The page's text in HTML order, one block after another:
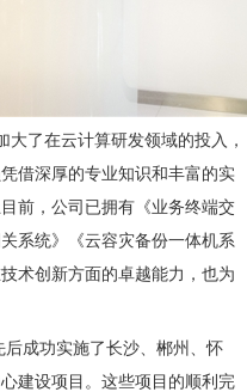
了在云计算研发领域的投入，
借深厚的专业知识和丰富的实
前，公司已拥有《业务终端交
系统》《云容灾备份一体机系
术创新方面的卓越能力，也为
成功实施了长沙、郴州、怀
建设项目。这些项目的顺利完